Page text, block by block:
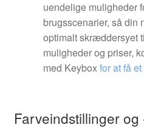
uendelige muligheder
brugsscenarier, så din
optimalt skræddersyet
muligheder og priser,
med Keyboxfor at få
Farveindstillinger